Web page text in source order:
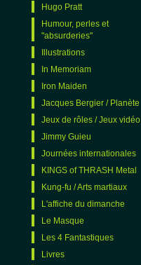
Hugo Pratt
Humour, perles et
"absurderies"
Illustrations
In Memoriam
Iron Maiden
Jacques Bergier / Planète
Jeux de rôles / Jeux vidéo
Jimmy Guieu
Journées internationales
KINGS of THRASH Metal
Kung-fu / Arts martiaux
L'affiche du dimanche
Le Masque
Les 4 Fantastiques
Livres